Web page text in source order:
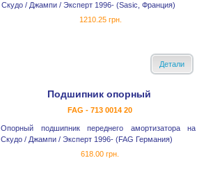
Скудо / Джампи / Эксперт 1996- (Sasic, Франция)
1210.25 грн.
Детали
Подшипник опорный
FAG - 713 0014 20
Опорный подшипник переднего амортизатора на
Скудо / Джампи / Эксперт 1996- (FAG Германия)
618.00 грн.